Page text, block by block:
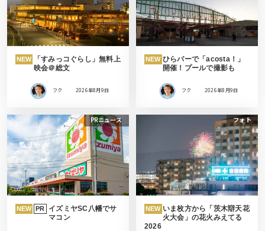
NEW
「すみっコぐらし」無料上
映会＠総文
フク 2026年8月9日
NEW ひらパーで「acosta！」
開催！プールで撮影も
フク 2026年8月9日
PRニュース
NEW PR
イズミヤSC八幡でサ
マコン
フォト
NEW いま枚方から「茨木辯天花
火大会」の花火みえてる
2026